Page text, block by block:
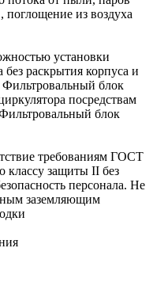
поглощение из воздуха
установки
раскрытия корпуса и
блок
посредствам
блок
требованиям ГОСТ
защиты II без
персонала. Не
заземляющим